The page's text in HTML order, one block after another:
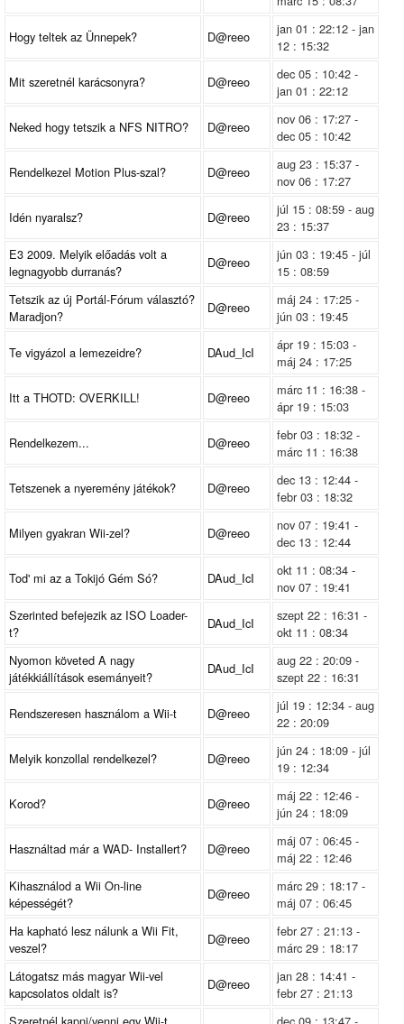
Hogy teltek az Ünnepek? D@reeo
jan 01 : 22:12 - jan
12 : 15:32
Mit szeretnél karácsonyra? D@reeo
dec 05 : 10:42 -
jan 01 : 22:12
Neked hogy tetszik a NFS NITRO? D@reeo
nov 06 : 17:27 -
dec 05 : 10:42
Rendelkezel Motion Plus-szal? D@reeo
aug 23 : 15:37 -
nov 06 : 17:27
Idén nyaralsz? D@reeo
júl 15 : 08:59 - aug
23 : 15:37
E3 2009. Melyik előadás volt a
legnagyobb durranás?
D@reeo
jún 03 : 19:45 - júl
15 : 08:59
Tetszik az új Portál-Fórum választó?
Maradjon?
D@reeo
máj 24 : 17:25 -
jún 03 : 19:45
Te vigyázol a lemezeidre? DAud_IcI
ápr 19 : 15:03 -
máj 24 : 17:25
Itt a THOTD: OVERKILL! D@reeo
márc 11 : 16:38 -
ápr 19 : 15:03
Rendelkezem... D@reeo
febr 03 : 18:32 -
márc 11 : 16:38
Tetszenek a nyeremény játékok? D@reeo
dec 13 : 12:44 -
febr 03 : 18:32
Milyen gyakran Wii-zel? D@reeo
nov 07 : 19:41 -
dec 13 : 12:44
Tod' mi az a Tokijó Gém Só? DAud_IcI
okt 11 : 08:34 -
nov 07 : 19:41
Szerinted befejezik az ISO Loader-
t?
DAud_IcI
szept 22 : 16:31 -
okt 11 : 08:34
Nyomon követed A nagy
játékkiállítások esemányeit?
DAud_IcI
aug 22 : 20:09 -
szept 22 : 16:31
Rendszeresen használom a Wii-t D@reeo
júl 19 : 12:34 - aug
22 : 20:09
Melyik konzollal rendelkezel? D@reeo
jún 24 : 18:09 - júl
19 : 12:34
Korod? D@reeo
máj 22 : 12:46 -
jún 24 : 18:09
Használtad már a WAD- Installert? D@reeo
máj 07 : 06:45 -
máj 22 : 12:46
Kihasználod a Wii On-line
képességét?
D@reeo
márc 29 : 18:17 -
máj 07 : 06:45
Ha kapható lesz nálunk a Wii Fit,
veszel?
D@reeo
febr 27 : 21:13 -
márc 29 : 18:17
Látogatsz más magyar Wii-vel
kapcsolatos oldalt is?
D@reeo
jan 28 : 14:41 -
febr 27 : 21:13